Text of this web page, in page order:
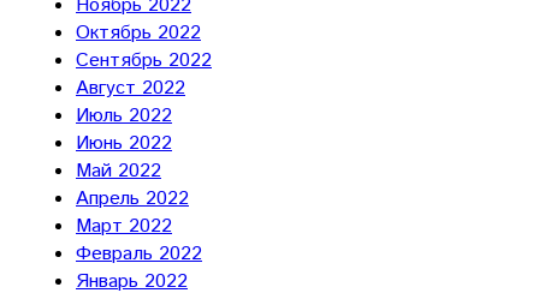
Ноябрь 2022
Октябрь 2022
Сентябрь 2022
Август 2022
Июль 2022
Июнь 2022
Май 2022
Апрель 2022
Март 2022
Февраль 2022
Январь 2022